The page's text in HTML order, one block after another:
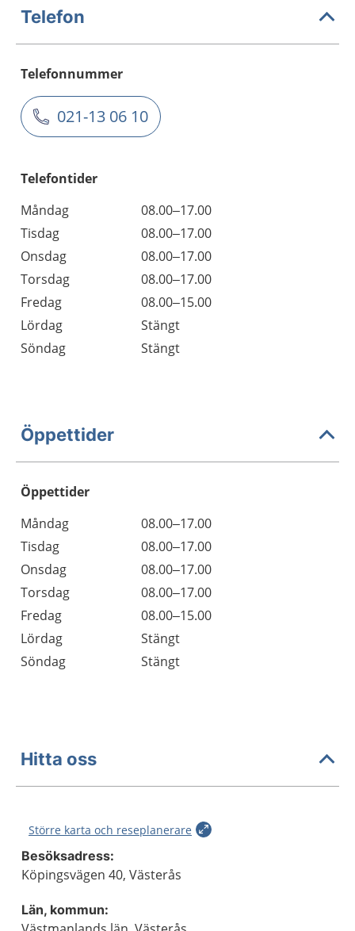
Telefon
Telefonnummer
021-13 06 10
Telefontider
Måndag
08.00–17.00
Tisdag
08.00–17.00
Onsdag
08.00–17.00
Torsdag
08.00–17.00
Fredag
08.00–15.00
Lördag
Stängt
Söndag
Stängt
Öppettider
Öppettider
Dag
Öppettider
Kommentarer
Måndag
08.00–17.00
Tisdag
08.00–17.00
Onsdag
08.00–17.00
Torsdag
08.00–17.00
Fredag
08.00–15.00
Lördag
Stängt
Söndag
Stängt
Hitta oss
Större karta och reseplanerare
Besöksadress:
Köpingsvägen 40, Västerås
Län, kommun: